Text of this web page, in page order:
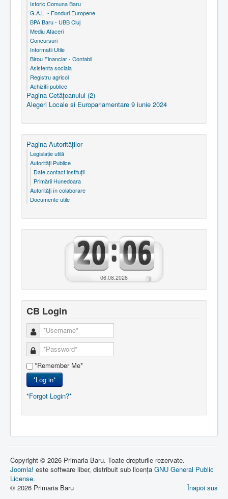
Istoric Comuna Baru
G.A.L. - Fonduri Europene
BPA Baru - UBB Cluj
Mediu Afaceri
Concursuri
Informatii Utile
Birou Financiar - Contabil
Asistenta sociala
Registru agricol
Achizitii publice
Pagina Cetăţeanului (2)
Alegeri Locale si Europarlamentare 9 iunie 2024
Pagina Autorităţilor
Legislaţie utilă
Autorităţi Publice
Date contact instituţii
Primării Hunedoara
Autorităţi în colaborare
Documente utile
06.08.2026
CB Login
*Remember Me*
*Log in*
*Forgot Login?*
Copyright © 2026 Primaria Baru. Toate drepturile rezervate.
Joomla! este software liber, distribuit sub licența GNU General Public
License.
Înapoi sus
© 2026 Primaria Baru